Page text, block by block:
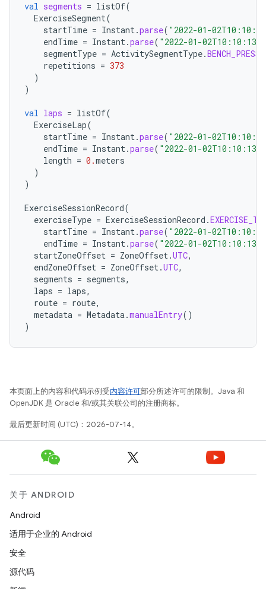
val segments = listOf(
ExerciseSegment(
startTime = Instant.parse( "2022-01-
endTime = Instant.parse( "2022-01-02T10:10:13Z"
segmentType = ActivitySegmentType.BENCH_PRESS
repetitions = 373
)
)
val laps = listOf(
ExerciseLap(
startTime = Instant.parse( "2022-01-
endTime = Instant.parse( "2022-01-02T10:10:13Z"
length = 0.meters
)
)
ExerciseSessionRecord(
exerciseType = ExerciseSessionRecord .
startTime = Instant.parse( "2022-01-
endTime = Instant.parse( "2022-01-02T10:10:13Z"
startZoneOffset = ZoneOffset.UTC,
endZoneOffset = ZoneOffset.UTC,
segments = segments,
laps = laps,
route = route,
metadata = Metadata.manualEntry()
)
本页面上的内容和代码示例受内容许可部分所述许可的限制。Java 和
OpenJDK 是 Oracle 和/或其关联公司的注册商标。
最后更新时间 (UTC)：2026-07-14。
关于 ANDROID
Android
适用于企业的 Android
安全
源代码